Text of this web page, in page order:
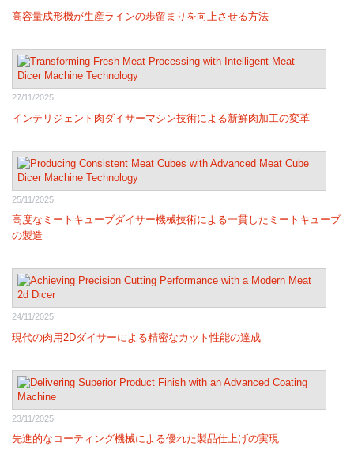
高容量成形機が生産ラインの歩留まりを向上させる方法
27/11/2025
インテリジェント肉ダイサーマシン技術による新鮮肉加工の変革
25/11/2025
高度なミートキューブダイサー機械技術による一貫したミートキューブ
の製造
24/11/2025
現代の肉用2Dダイサーによる精密なカット性能の達成
23/11/2025
先進的なコーティング機械による優れた製品仕上げの実現